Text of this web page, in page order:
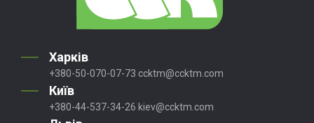
Харків
+380-50-070-07-73 ccktm@ccktm.com
Київ
+380-44-537-34-26 kiev@ccktm.com